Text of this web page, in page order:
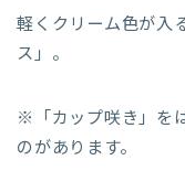
軽くクリーム色が入
ス」。
※「カップ咲き」を
のがあります。